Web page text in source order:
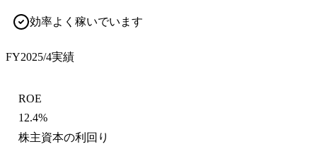
効率よく稼いでいます
FY2025/4実績
ROE
12.4%
株主資本の利回り